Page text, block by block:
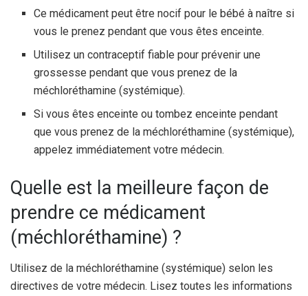
Ce médicament peut être nocif pour le bébé à naître si
vous le prenez pendant que vous êtes enceinte.
Utilisez un contraceptif fiable pour prévenir une
grossesse pendant que vous prenez de la
méchloréthamine (systémique).
Si vous êtes enceinte ou tombez enceinte pendant
que vous prenez de la méchloréthamine (systémique),
appelez immédiatement votre médecin.
Quelle est la meilleure façon de
prendre ce médicament
(méchloréthamine) ?
Utilisez de la méchloréthamine (systémique) selon les
directives de votre médecin. Lisez toutes les informations